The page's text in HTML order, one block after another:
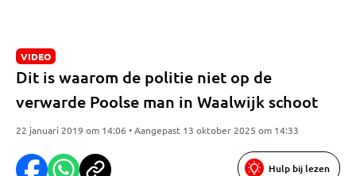
VIDEO
Dit is waarom de politie niet op de
verwarde Poolse man in Waalwijk schoot
22 januari 2019 om 14:06 • Aangepast 13 oktober 2025 om 14:33
Hulp bij lezen